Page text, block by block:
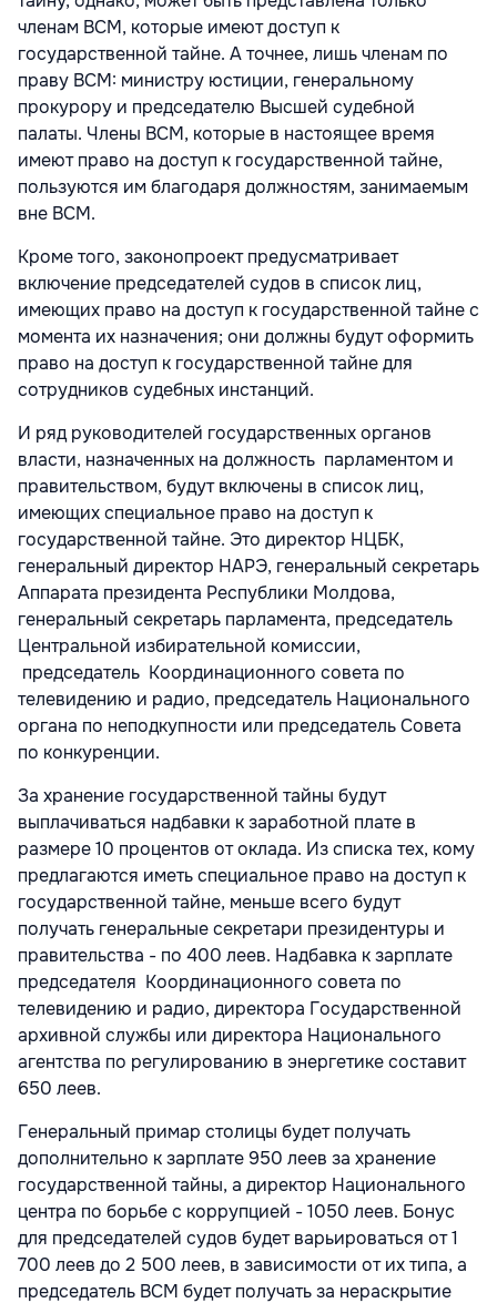
членам ВСМ, которые имеют доступ к
государственной тайне. А точнее, лишь членам по
праву ВСМ: министру юстиции, генеральному
прокурору и председателю Высшей судебной
палаты. Члены ВСМ, которые в настоящее время
имеют право на доступ к государственной тайне,
пользуются им благодаря должностям, занимаемым
вне ВСМ.
Кроме того, законопроект предусматривает
включение председателей судов в список лиц,
имеющих право на доступ к государственной тайне с
момента их назначения; они должны будут оформить
право на доступ к государственной тайне для
сотрудников судебных инстанций.
И ряд руководителей государственных органов
власти, назначенных на должность парламентом и
правительством, будут включены в список лиц,
имеющих специальное право на доступ к
государственной тайне. Это директор НЦБК,
генеральный директор НАРЭ, генеральный секретарь
Аппарата президента Республики Молдова,
генеральный секретарь парламента, председатель
Центральной избирательной комиссии,
председатель Координационного совета по
телевидению и радио, председатель Национального
органа по неподкупности или председатель Совета
по конкуренции.
За хранение государственной тайны будут
выплачиваться надбавки к заработной плате в
размере 10 процентов от оклада. Из списка тех, кому
предлагаются иметь специальное право на доступ к
государственной тайне, меньше всего будут
получать генеральные секретари президентуры и
правительства - по 400 леев. Надбавка к зарплате
председателя Координационного совета по
телевидению и радио, директора Государственной
архивной службы или директора Национального
агентства по регулированию в энергетике составит
650 леев.
Генеральный примар столицы будет получать
дополнительно к зарплате 950 леев за хранение
государственной тайны, а директор Национального
центра по борьбе с коррупцией - 1050 леев. Бонус
для председателей судов будет варьироваться от 1
700 леев до 2 500 леев, в зависимости от их типа, а
председатель ВСМ будет получать за нераскрытие